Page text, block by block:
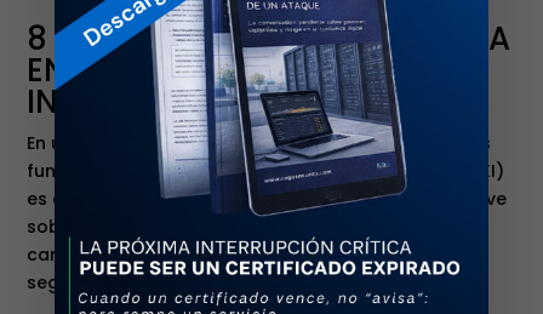
8 PUNTOS CLAVE SOBRE EJBCA
ENTERPRISE® E
INFRAESTRUCTURAS PKI
En un mundo interconectado donde la seguridad es
fundamental, la Infraestructura de Llave Pública (PKI)
es crucial. Descubre en este ebook los 8 puntos clave
sobre EJBCA Enterprise®, una solución líder en el
campo de la infraestructura PKI que redefine la
seguridad digital y la gestión de certificados